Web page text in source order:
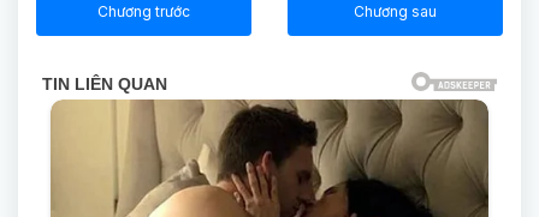
Chương trước Chương sau